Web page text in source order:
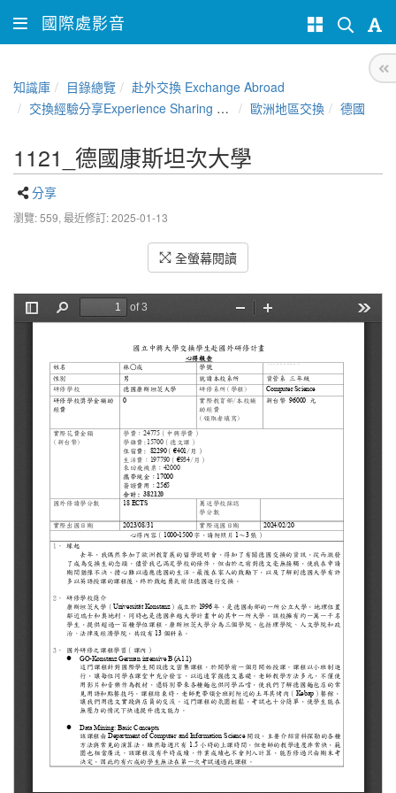
國際處影音
知識庫 目錄總覽
赴外交換 Exchange Abroad
交換經驗分享Experience Sharing of NCHU Exchange Program
歐洲地區交換 德國
1121_德國康斯坦次大學
分享
瀏覽: 559, 最近修訂: 2025-01-13
全螢幕閱讀